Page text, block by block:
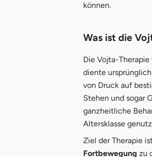
5. Unser Tipp
können.
Was ist die
Die Vojta-
diente
von Druck auf
Stehen und sogar
ganzheitliche
Altersklasse
Ziel der Therapie
Fortbewegung zu